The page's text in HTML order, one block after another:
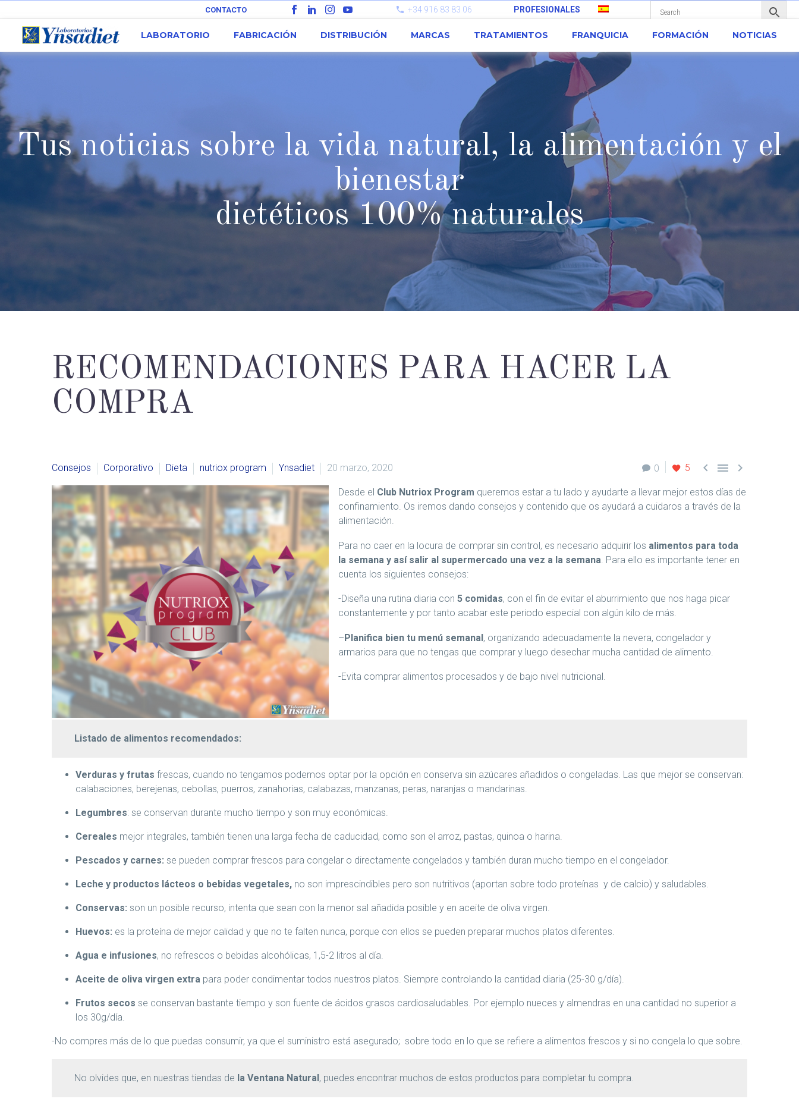
CONTACTO +34 916 83 83 06 PROFESIONALES
LABORATORIO FABRICACIÓN DISTRIBUCIÓN MARCAS TRATAMIENTOS FRANQUICIA FORMACIÓN NOTICIAS
Tus noticias sobre la vida natural, la alimentación y el
bienestar
dietéticos 100% naturales
RECOMENDACIONES PARA HACER LA
COMPRA
0 5   
Consejos Corporativo Dieta nutriox program Ynsadiet 20 marzo, 2020
Desde el Club Nutriox Program queremos estar a tu lado y ayudarte a llevar mejor estos días de
confinamiento. Os iremos dando consejos y contenido que os ayudará a cuidaros a través de la
alimentación.
Para no caer en la locura de comprar sin control, es necesario adquirir los alimentos para toda
la semana y así salir al supermercado una vez a la semana . Para ello es importante tener en
cuenta los siguientes consejos:
-Diseña una rutina diaria con 5 comidas, con el fin de evitar el aburrimiento que nos haga picar
constantemente y por tanto acabar este periodo especial con algún kilo de más.
–Planifica bien tu menú semanal, organizando adecuadamente la nevera, congelador y
armarios para que no tengas que comprar y luego desechar mucha cantidad de alimento.
-Evita comprar alimentos procesados y de bajo nivel nutricional.
Listado de alimentos recomendados:
Verduras y frutas frescas, cuando no tengamos podemos optar por la opción en conserva sin azúcares añadidos o congeladas. Las que mejor se conservan:
calabaciones, berejenas, cebollas, puerros, zanahorias, calabazas, manzanas, peras, naranjas o mandarinas.
Legumbres: se conservan durante mucho tiempo y son muy económicas.
Cereales mejor integrales, también tienen una larga fecha de caducidad, como son el arroz, pastas, quinoa o harina.
Pescados y carnes: se pueden comprar frescos para congelar o directamente congelados y también duran mucho tiempo en el congelador.
Leche y productos lácteos o bebidas vegetales, no son imprescindibles pero son nutritivos (aportan sobre todo proteínas y de calcio) y saludables.
Conservas: son un posible recurso, intenta que sean con la menor sal añadida posible y en aceite de oliva virgen.
Huevos: es la proteína de mejor calidad y que no te falten nunca, porque con ellos se pueden preparar muchos platos diferentes.
Agua e infusiones, no refrescos o bebidas alcohólicas, 1,5-2 litros al día.
Aceite de oliva virgen extra para poder condimentar todos nuestros platos. Siempre controlando la cantidad diaria (25-30 g/día).
Frutos secos se conservan bastante tiempo y son fuente de ácidos grasos cardiosaludables. Por ejemplo nueces y almendras en una cantidad no superior a
los 30g/día.
-No compres más de lo que puedas consumir, ya que el suministro está asegurado; sobre todo en lo que se refiere a alimentos frescos y si no congela lo que sobre.
No olvides que, en nuestras tiendas de la Ventana Natural, puedes encontrar muchos de estos productos para completar tu compra.